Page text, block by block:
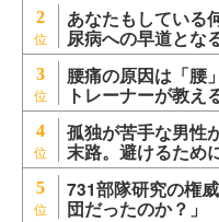
2 あなたもしてい
尿病への早道とな
3 腰痛の原因は「
トレーナーが教え
4 孤独が苦手な男性
末路。避けるため
5 731部隊研究の権
団だったのか？」